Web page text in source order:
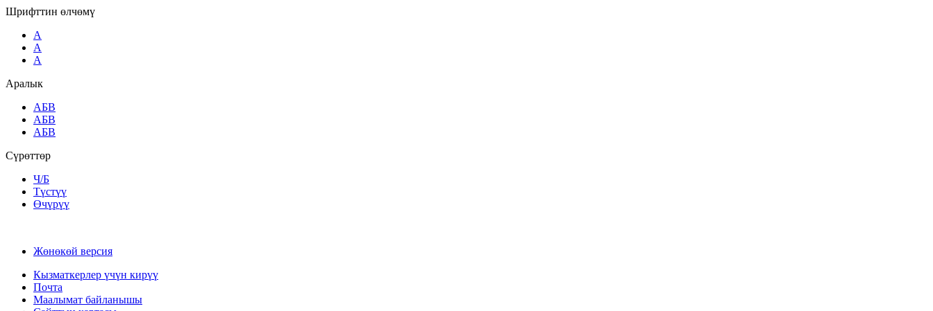
Шрифттин өлчөмү
A
A
A
Аралык
AБВ
AБВ
AБВ
Сүрөттөр
Ч/Б
Түстүү
Өчүрүү
Жөнөкөй версия
Кызматкерлер үчүн кирүү
Почта
Маалымат байланышы